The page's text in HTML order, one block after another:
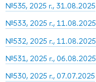
№535, 2025 г., 31.08.2025
№533, 2025 г., 11.08.2025
№532, 2025 г., 11.08.2025
№531, 2025 г., 06.08.2025
№530, 2025 г., 07.07.2025